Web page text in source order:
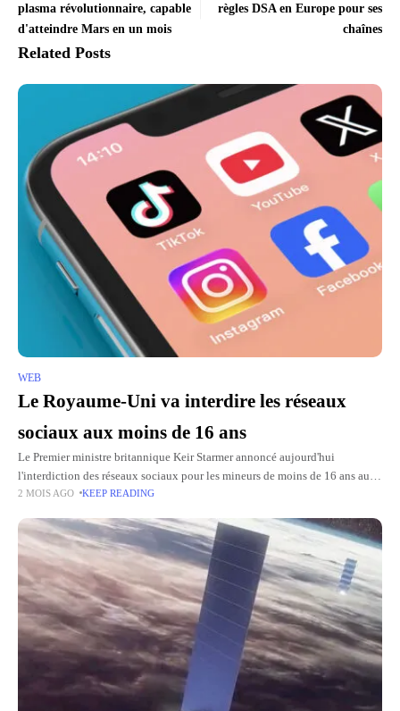
plasma révolutionnaire, capable
d'atteindre Mars en un mois
règles DSA en Europe pour ses
chaînes
Related Posts
WEB
Le Royaume-Uni va interdire les réseaux
sociaux aux moins de 16 ans
Le Premier ministre britannique Keir Starmer annoncé aujourd'hui
l'interdiction des réseaux sociaux pour les mineurs de moins de 16 ans au
Royaume-Uni, avec l'ambition de faire adopter la loi avant
2 MOIS AGO KEEP READING